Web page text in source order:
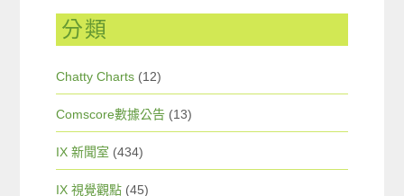
分類
Chatty Charts (12)
Comscore數據公告 (13)
IX 新聞室 (434)
IX 視覺觀點 (45)